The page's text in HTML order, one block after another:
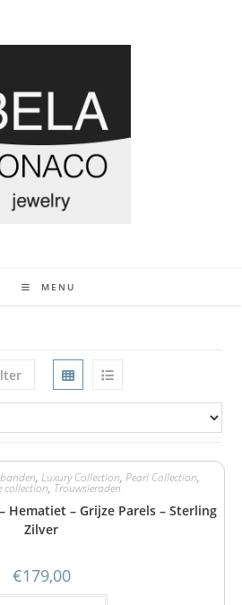
MENU
, Luxury Collection, Pearl Collection,
collection, Trouwsieraden
Hematiet – Grijze Parels – Sterling
Zilver
€179,00